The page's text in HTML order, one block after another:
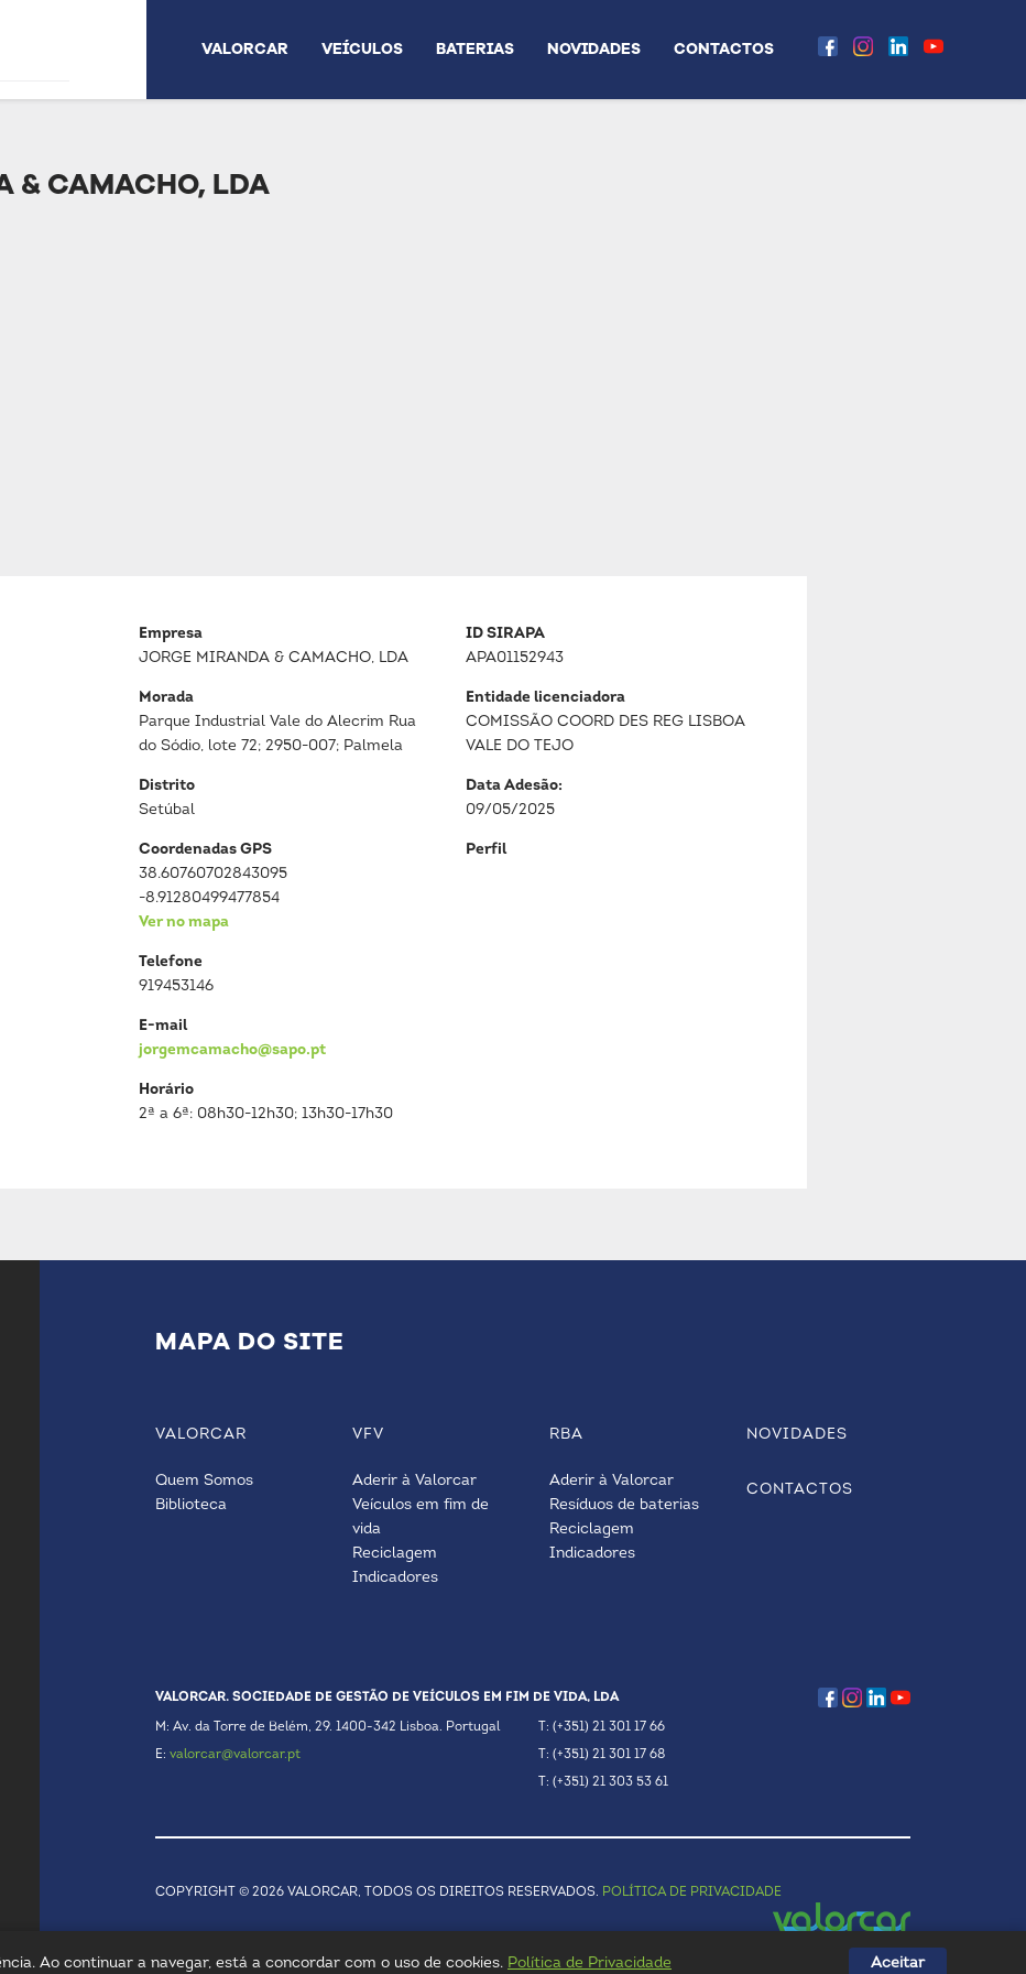
VALORCAR VEÍCULOS BATERIAS NOVIDADES CONTACTOS
& CAMACHO, LDA
Empresa
JORGE MIRANDA & CAMACHO, LDA
Morada
Parque Industrial Vale do Alecrim Rua
do Sódio, lote 72; 2950-007; Palmela
Distrito
Setúbal
Coordenadas GPS
38.60760702843095
-8.91280499477854
Ver no mapa
Telefone
919453146
E-mail
jorgemcamacho@sapo.pt
Horário
2ª a 6ª: 08h30-12h30; 13h30-17h30
ID SIRAPA
APA01152943
Entidade licenciadora
COMISSÃO COORD DES REG LISBOA
VALE DO TEJO
Data Adesão:
09/05/2025
Perfil
MAPA DO SITE
VALORCAR
Quem Somos
Biblioteca
VFV
Aderir à Valorcar
Veículos em fim de
vida
Reciclagem
Indicadores
RBA
Aderir à Valorcar
Resíduos de baterias
Reciclagem
Indicadores
NOVIDADES
CONTACTOS
VALORCAR. SOCIEDADE DE GESTÃO DE VEÍCULOS EM FIM DE VIDA, LDA
M: Av. da Torre de Belém, 29. 1400-342 Lisboa. Portugal
E: valorcar@valorcar.pt
T: (+351) 21 301 17 66
T: (+351) 21 301 17 68
T: (+351) 21 303 53 61
COPYRIGHT © 2026 VALORCAR, TODOS OS DIREITOS RESERVADOS. POLÍTICA DE PRIVACIDADE
Ao continuar a navegar, está a concordar com o uso de cookies. Política de Privacidade Aceitar